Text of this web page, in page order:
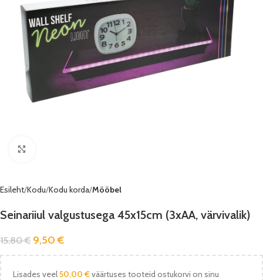
Esileht Kodu Kodu korda Mööbel
Seinariiul valgustusega 45x15cm (3xAA, värvivalik)
15,80€ 9,50€
Lisades veel50,00 €väärtuses tooteid ostukorvi on sinu